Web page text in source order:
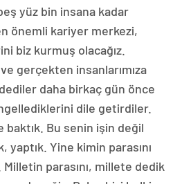
yüz bin insana kadar
önemli kariyer merkezi,
biz kurmuş olacağız.
gerçekten insanlarımıza
daha birkaç gün önce
dile getirdiler.
baktık. Bu senin işin değil
Yine kimin parasını
parasını, millete dedik